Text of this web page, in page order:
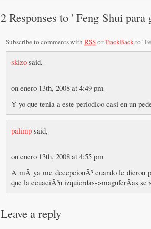
2 Responses to ' Feng Shui
Subscribe to comments with RSSorTrackBackto '
skizo said,
on enero 13th, 2008 at 4:49 pm
Y yo que tenia a este periodico casi en un
palimp said,
on enero 13th, 2008 at 4:55 pm
A mÃ­ ya me decepcionÃ³ cuando le
que la ecuaciÃ³n izquierdas->maguferÃ­as se
Leave a reply